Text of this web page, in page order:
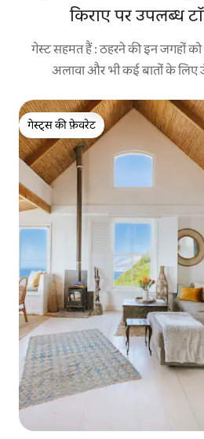
किराए पर उपलब्ध
गेस्ट सहमत हैं : ठहरने की इन जगहों
अलावा और भी कई बातों के लिए
गेस्ट्स की फ़ेवरेट
गेस्ट्स की फ़ेवरेट